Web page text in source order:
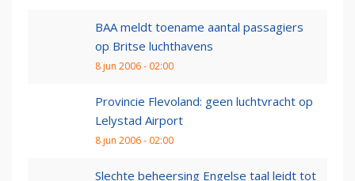
BAA meldt toename aantal passagiers
op Britse luchthavens
8 jun 2006 - 02:00
Provincie Flevoland: geen luchtvracht op
Lelystad Airport
8 jun 2006 - 02:00
Slechte beheersing Engelse taal leidt tot